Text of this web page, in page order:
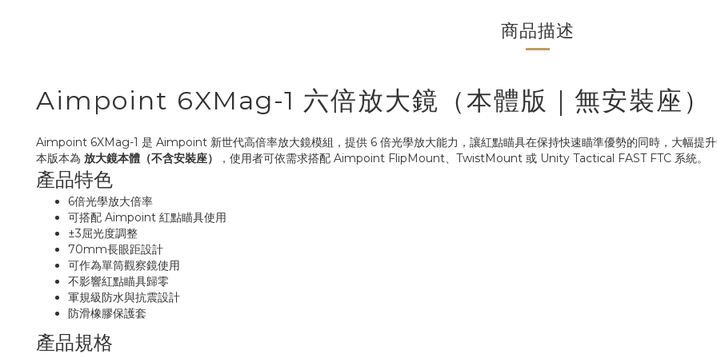
商品描述
Aimpoint 6XMag-1 六倍放大鏡（本體版｜無安裝座）
Aimpoint 6XMag-1 是 Aimpoint 新世代高倍率放大鏡模組，提供 6 倍光學放大能力，讓紅點瞄具在保持快速瞄準優勢的同時，大幅提升
本版本為 放大鏡本體（不含安裝座） ，使用者可依需求搭配 Aimpoint FlipMount、TwistMount 或 Unity Tactical FAST FTC 系統。
產品特色
6倍光學放大倍率
可搭配 Aimpoint 紅點瞄具使用
±3屈光度調整
70mm長眼距設計
可作為單筒觀察鏡使用
不影響紅點瞄具歸零
軍規級防水與抗震設計
防滑橡膠保護套
產品規格